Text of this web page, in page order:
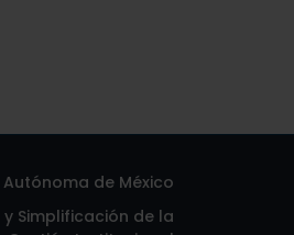
de México
Simplificación de la